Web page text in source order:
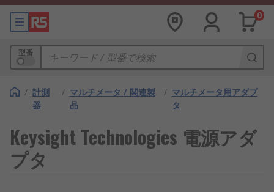
0
型番
/ 計測
器
/ マルチメータ / 関連製
品
/ マルチメータ用アダプ
タ
Keysight Technologies 電源アダ
プタ